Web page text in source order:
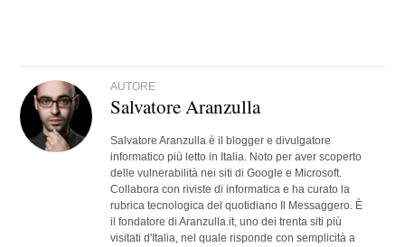
AUTORE
Salvatore Aranzulla
Salvatore Aranzulla è il blogger e divulgatore
informatico più letto in Italia. Noto per aver scoperto
delle vulnerabilità nei siti di Google e Microsoft.
Collabora con riviste di informatica e ha curato la
rubrica tecnologica del quotidiano Il Messaggero. È
il fondatore di Aranzulla.it, uno dei trenta siti più
visitati d'Italia, nel quale risponde con semplicità a